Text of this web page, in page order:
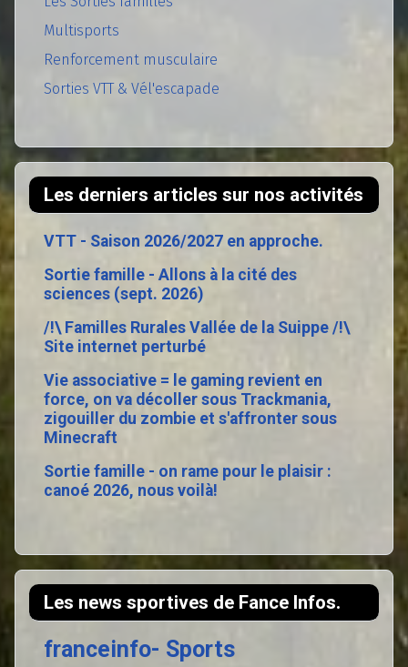
Multisports
Renforcement musculaire
Sorties VTT & Vél'escapade
Les derniers articles sur nos activités
VTT - Saison 2026/2027 en approche.
Sortie famille - Allons à la cité des
sciences (sept. 2026)
/!\ Familles Rurales Vallée de la Suippe /!\
Site internet perturbé
Vie associative = le gaming revient en
force, on va décoller sous Trackmania,
zigouiller du zombie et s'affronter sous
Minecraft
Sortie famille - on rame pour le plaisir :
canoé 2026, nous voilà!
Les news sportives de Fance Infos.
franceinfo- Sports